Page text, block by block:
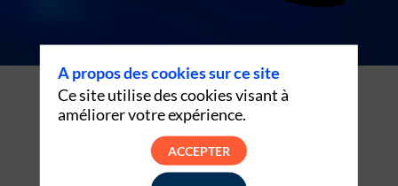
1re inscription par société : gratuite
Votre code client Cegid pourra être demandé lors de votre
inscription.
A propos des cookies sur ce site
Ce site utilise des cookies visant à
améliorer votre expérience.
ACCEPTER